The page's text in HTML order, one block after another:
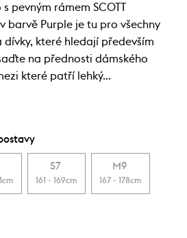
pevným rámem SCOTT
barvě Purple je tu pro všechny
dívky, které hledají především
na přednosti dámského
které patří lehký…
S7
161 - 169cm
M9
167 - 178cm